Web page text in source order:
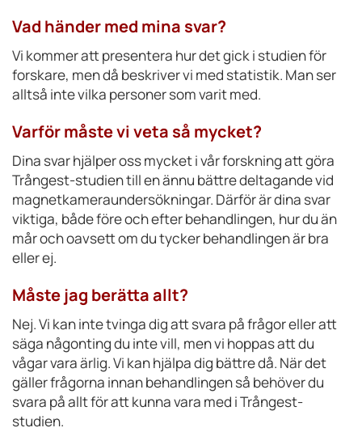
Vad händer med mina svar?
Vi kommer att presentera hur det gick i studien för
forskare, men då beskriver vi med statistik. Man ser
alltså inte vilka personer som varit med.
Varför måste vi veta så mycket?
Dina svar hjälper oss mycket i vår forskning att göra
Trångest-studien till en ännu bättre deltagande vid
magnetkameraundersökningar. Därför är dina svar
viktiga, både före och efter behandlingen, hur du än
mår och oavsett om du tycker behandlingen är bra
eller ej.
Måste jag berätta allt?
Nej. Vi kan inte tvinga dig att svara på frågor eller att
säga någonting du inte vill, men vi hoppas att du
vågar vara ärlig. Vi kan hjälpa dig bättre då. När det
gäller frågorna innan behandlingen så behöver du
svara på allt för att kunna vara med i Trångest-
studien.